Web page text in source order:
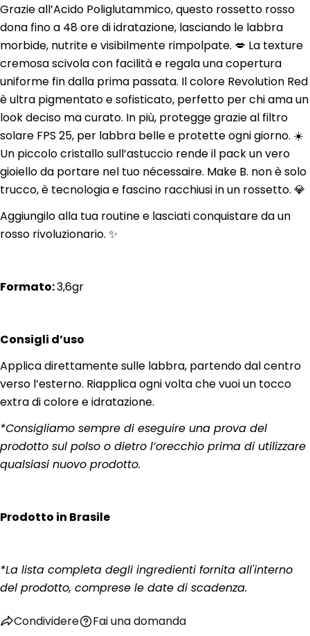
Grazie all’Acido Poliglutammico, questo rossetto rosso
dona fino a 48 ore di idratazione, lasciando le labbra
morbide, nutrite e visibilmente rimpolpate. 💋 La texture
cremosa scivola con facilità e regala una copertura
uniforme fin dalla prima passata. Il colore Revolution Red
è ultra pigmentato e sofisticato, perfetto per chi ama un
look deciso ma curato. In più, protegge grazie al filtro
solare FPS 25, per labbra belle e protette ogni giorno. ☀️
Un piccolo cristallo sull’astuccio rende il pack un vero
gioiello da portare nel tuo nécessaire. Make B. non è solo
trucco, è tecnologia e fascino racchiusi in un rossetto. 💎
Aggiungilo alla tua routine e lasciati conquistare da un
rosso rivoluzionario. ✨
Formato:3,6gr
Consigli d’uso
Applica direttamente sulle labbra, partendo dal centro
verso l’esterno. Riapplica ogni volta che vuoi un tocco
extra di colore e idratazione.
*Consigliamo sempre di eseguire una prova del
prodotto sul polso o dietro l’orecchio prima di utilizzare
qualsiasi nuovo prodotto.
Prodotto in Brasile
*La lista completa degli ingredienti fornita all'interno
del prodotto, comprese le date di scadenza.
Condividere Fai una domanda
Il
tuo
tua